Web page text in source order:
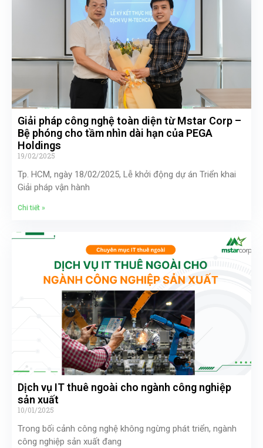
Giải pháp công nghệ toàn diện từ Mstar Corp –
Bệ phóng cho tầm nhìn dài hạn của PEGA
Holdings
19/02/2025
Tp. HCM, ngày 18/02/2025, Lễ khởi động dự án Triển khai
Giải pháp vận hành
Chi tiết »
Dịch vụ IT thuê ngoài cho ngành công nghiệp
sản xuất
10/01/2025
Trong bối cảnh công nghệ không ngừng phát triển, ngành
công nghiệp sản xuất đang